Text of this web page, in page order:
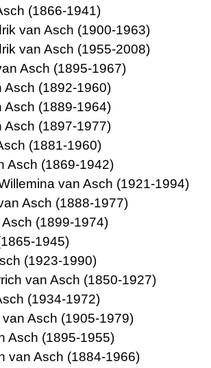
(1866-1941)
van Asch (1900-1963)
van Asch (1955-2008)
Asch (1895-1967)
Asch (1892-1960)
Asch (1889-1964)
Asch (1897-1977)
(1881-1960)
Asch (1869-1942)
van Asch (1921-1994)
Asch (1888-1977)
(1899-1974)
1945)
(1923-1990)
van Asch (1850-1927)
(1934-1972)
Asch (1905-1979)
Asch (1895-1955)
van Asch (1884-1966)